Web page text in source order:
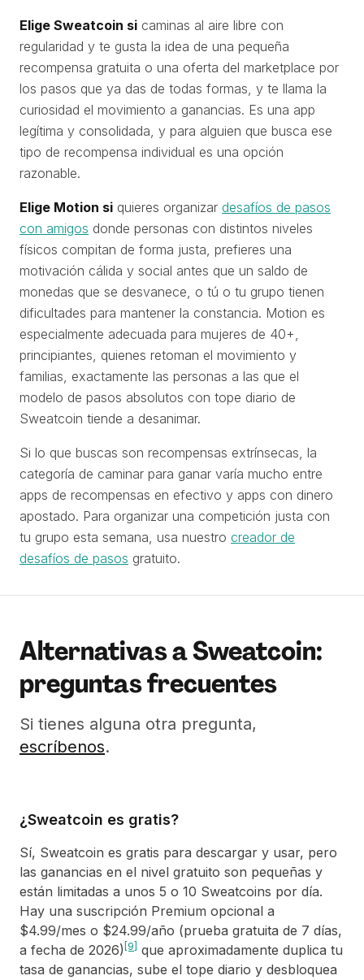
Elige Sweatcoin si caminas al aire libre con
regularidad y te gusta la idea de una pequeña
recompensa gratuita o una oferta del marketplace por
los pasos que ya das de todas formas, y te llama la
curiosidad el movimiento a ganancias. Es una app
legítima y consolidada, y para alguien que busca ese
tipo de recompensa individual es una opción
razonable.
Elige Motion si quieres organizar desafíos de pasos
con amigos donde personas con distintos niveles
físicos compitan de forma justa, prefieres una
motivación cálida y social antes que un saldo de
monedas que se desvanece, o tú o tu grupo tienen
dificultades para mantener la constancia. Motion es
especialmente adecuada para mujeres de 40+,
principiantes, quienes retoman el movimiento y
familias, exactamente las personas a las que el
modelo de pasos absolutos con tope diario de
Sweatcoin tiende a desanimar.
Si lo que buscas son recompensas extrínsecas, la
categoría de caminar para ganar varía mucho entre
apps de recompensas en efectivo y apps con dinero
apostado. Para organizar una competición justa con
tu grupo esta semana, usa nuestro creador de
desafíos de pasos gratuito.
Alternativas a Sweatcoin:
preguntas frecuentes
Si tienes alguna otra pregunta,
escríbenos.
¿Sweatcoin es gratis?
Sí, Sweatcoin es gratis para descargar y usar, pero
las ganancias en el nivel gratuito son pequeñas y
están limitadas a unos 5 o 10 Sweatcoins por día.
Hay una suscripción Premium opcional a
$4.99/mes o $24.99/año (prueba gratuita de 7 días,
a fecha de 2026) [9]
que aproximadamente duplica tu
tasa de ganancias, sube el tope diario y desbloquea